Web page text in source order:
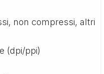
non compressi, altri
(dpi/ppi)